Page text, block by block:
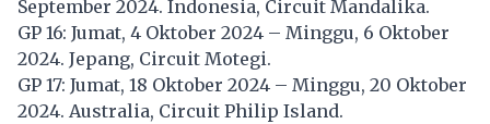
September 2024. Indonesia, Circuit Mandalika.
GP 16: Jumat, 4 Oktober 2024 – Minggu, 6 Oktober
2024. Jepang, Circuit Motegi.
GP 17: Jumat, 18 Oktober 2024 – Minggu, 20 Oktober
2024. Australia, Circuit Philip Island.